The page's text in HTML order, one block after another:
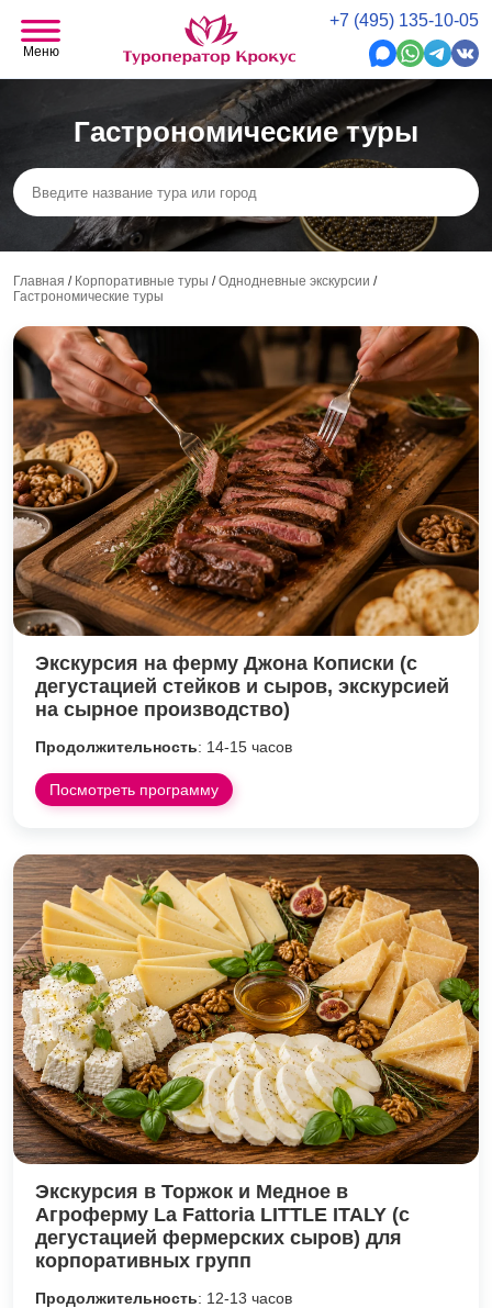
+7 (495) 135-10-05
Меню
Гастрономические туры
Главная / Корпоративные туры /Однодневные экскурсии /
Гастрономические туры
Экскурсия на ферму Джона Кописки (с
дегустацией стейков и сыров, экскурсией
на сырное производство)
Продолжительность: 14-15 часов
Посмотреть программу
Экскурсия в Торжок и Медное в
Агроферму La Fattoria LITTLE ITALY (с
дегустацией фермерских сыров) для
корпоративных групп
Продолжительность: 12-13 часов